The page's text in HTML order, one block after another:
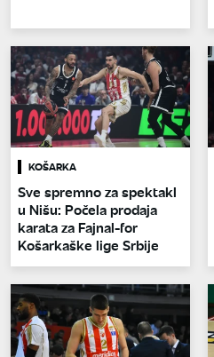
KOŠARKA
Sve spremno za spektakl
u Nišu: Počela prodaja
karata za Fajnal-for
Košarkaške lige Srbije